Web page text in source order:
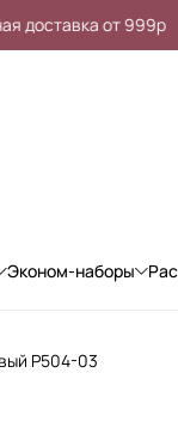
от 999р
Эконом-наборы
P504-03